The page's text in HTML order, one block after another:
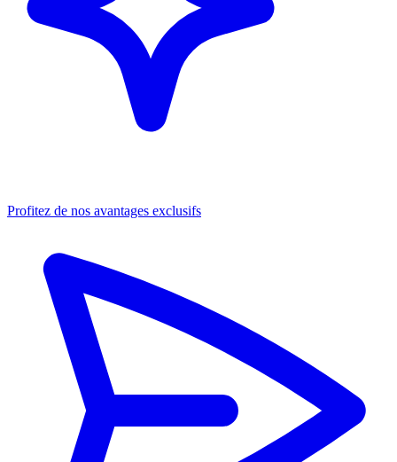
Profitez de nos avantages exclusifs